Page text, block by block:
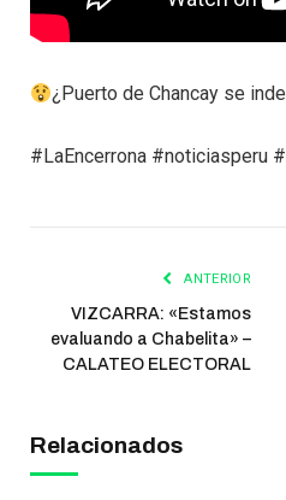
¿Puerto de Chancay se
#LaEncerrona #noticiasperu
ANTERIOR
VIZCARRA: «Estamos
evaluando a Chabelita» –
CALATEO ELECTORAL
Relacionados